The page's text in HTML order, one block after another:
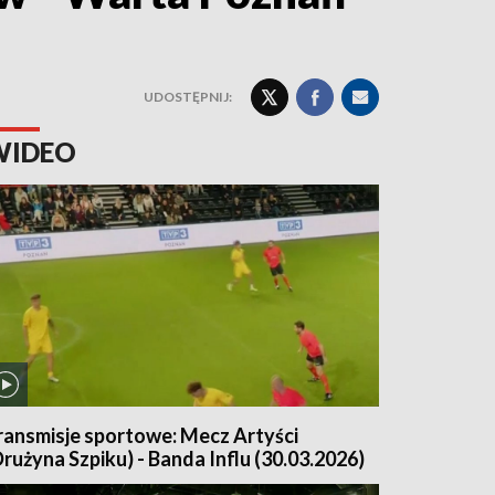
UDOSTĘPNIJ:
sportowe: Mecz Artyści
Szpiku) - Banda Influ (30.03.2026)